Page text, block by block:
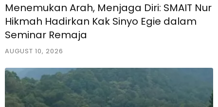
Menemukan Arah, Menjaga Diri: SMAIT Nur
Hikmah Hadirkan Kak Sinyo Egie dalam
Seminar Remaja
AUGUST 10, 2026